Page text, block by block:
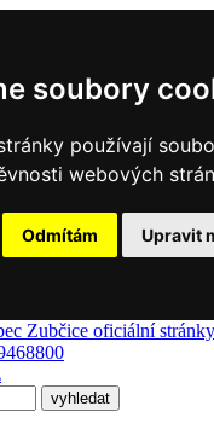
soubory
používají
webových
Odmítám Upravit
Zubčice oficiální